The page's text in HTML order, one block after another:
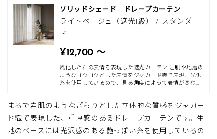
ソリッドシェード ドレープカーテン
ライトベージュ（遮光1級） / スタンダー
ド
¥12,700 〜
風化した石の表情を表現した遮光カーテン 岩肌や地層の
ようなゴツゴツとした表情をジャカード織で表現。光沢
糸を使用しているので、見る角度によって表情が変わり
わせていただくのがおすすめ。遮光1級ですので、光をし
っかりと遮り日中の光や外からの視線を防いでくれま
す。外からの視線が気になるリビングや、寝室や書斎に
も◎。ホテルのような高級感あふれる空間に。 縫製スタ
まるで岩肌のようなざらりとした立体的な質感をジャガー
ド織で表現した、重厚感のあるドレープカーテンです。生
地のベースには光沢感のある艶っぽい糸を使用しているの